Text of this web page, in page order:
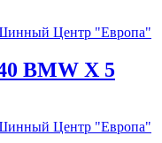
BMW X 5